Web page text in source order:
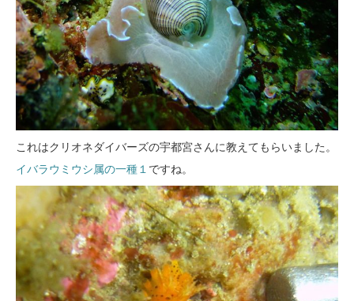
これはクリオネダイバーズの宇都宮さんに教えてもらいました。
イバラウミウシ属の一種１ ですね。